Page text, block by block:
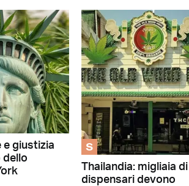
e giustizia
dello
S
Thailandia: migliaia di
dispensari devono